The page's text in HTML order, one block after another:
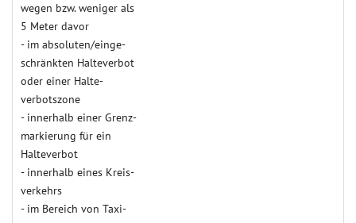
wegen bzw. weniger als
5 Meter davor
- im abso­luten/einge­
schränkten Halte­verbot
oder einer Halte­
verbots­zone
- inner­halb einer Grenz­
mar­kie­rung für ein
Halte­verbot
- innerhalb eines Kreis­
verkehrs
- im Bereich von Taxi­­­